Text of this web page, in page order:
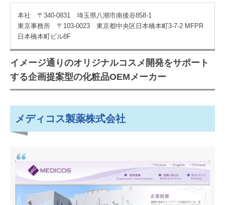
本社 〒340-0831 埼玉県八潮市南後谷858-1
東京事務所 〒103-0023 東京都中央区日本橋本町3-7-2 MFPR
日本橋本町ビル8F
イメージ通りのオリジナルコスメ開発をサポート
する企画提案型の化粧品OEMメーカー
メディコス製薬株式会社